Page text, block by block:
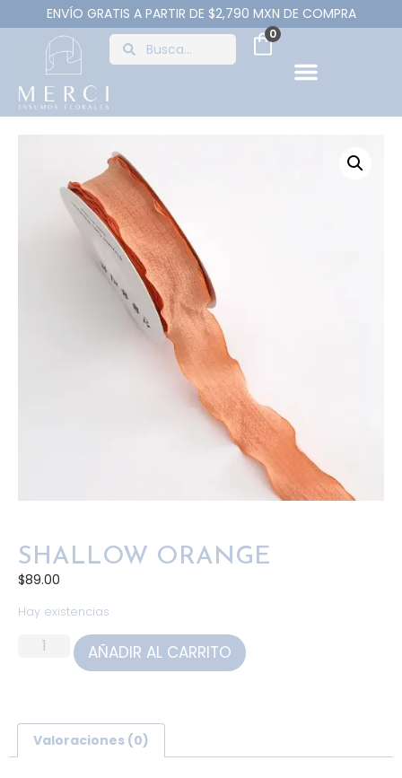
ENVÍO GRATIS A PARTIR DE $2,790 MXN DE COMPRA
0
SHALLOW ORANGE
$89.00
Hay existencias
AÑADIR AL CARRITO
Valoraciones (0)